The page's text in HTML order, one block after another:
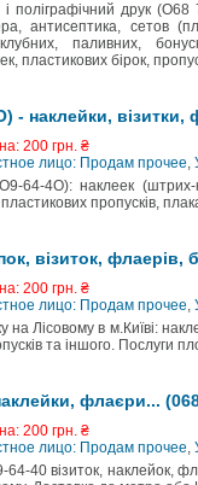
і поліграфічний друк
антисептика, сетов
паливних,
пластикових бірок,
- наклейки, візитки,
200 грн. ₴
лицо: Продам прочее,
4О): наклеек (штрих-
пропусків,
візиток, флаерів,
200 грн. ₴
лицо: Продам прочее,
на Лісовому в м.Київі:
та іншого. Послуги
флаєри...
200 грн. ₴
лицо: Продам прочее,
40 візиток, наклейок,